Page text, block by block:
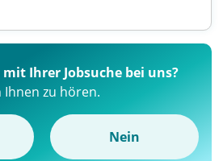
Ihrer Jobsuche bei uns?
zu hören.
Nein